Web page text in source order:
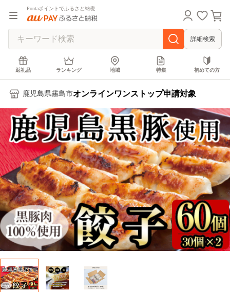
Pontaポイントでふるさと納税
詳細検索
返礼品 ランキング 地域 特集 初めての方
鹿児島県霧島市オンラインワンストップ申請対象